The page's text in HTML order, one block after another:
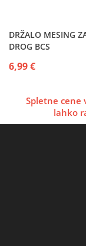
DRŽALO MESING
DROG BCS
6,99 €
Spletne cene
lahko